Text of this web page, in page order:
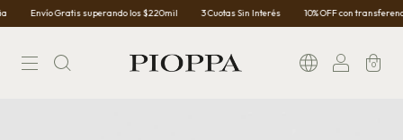
Envío Gratis superando los $220mil 3 Cuotas Sin Interés 10% OFF con transferencia
0